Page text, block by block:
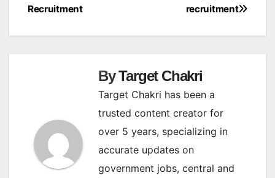
recruitment
Recruitment
ByTarget Chakri
Target Chakri has been a
trusted content creator for
over 5 years, specializing in
accurate updates on
government jobs, central and